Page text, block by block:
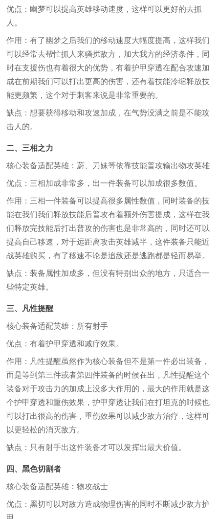
优点：幽梦可以提高英雄移动速度，这样可以更好的去抓
人。
作用：有了幽梦之后我们的移动速度大幅度提高，这样我们
可以经常去帮忙抓人来骚扰敌方，加大我方的经济条件，同
时在支援伤也有着很大的优势，有着护甲穿透在配合攻速加
成在前期我们可以打出更高的伤害，还有着技能冷缩释放技
能更频繁，这个对于刺客来说是非常重要的。
缺点：想要获得移动和攻速加成，在气势没满之前是不能攻
击人的。
二、三相之力
核心装备适配英雄：蔚、刀妹等依靠技能普攻输出物攻英雄
优点：三相加成非常多，出一件装备可以加成很多数值。
作用：三相一件装备可以提高很多属性数值，同时装备的技
能在我们我们释放技能后普攻有着额外伤害提成，这样在我
们释放完技能后打出普攻的伤害也是非常高的，同时还可以
提高自己移速，对于远距离攻击英雄减半，这件装备只能近
战英雄购买，有了移速不论是追敌还是逃跑都是轻而易举。
缺点：装备属性加成多，但没有特别出众的地方，只适合一
些特定英雄。
三、凡性提醒
核心装备适配英雄：所有射手
优点：有着护甲穿透和减疗效果。
作用：凡性提醒虽然作为核心装备但不是第一件必出装备，
而是等到第三件或者第四件装备的时候在出，凡性提醒这个
装备对于攻击力的加成上没多大作用的，最大的作用就是这
个护甲穿透和重伤效果，护甲穿透让我们在打坦克的时候也
可以打出很高的伤害，重伤效果可以减少敌方治疗，这样可
以更轻松的消灭敌方。
缺点：只有射手出这件装备才可以发挥出最大价值。
四、黑色切割者
核心装备适配英雄：物攻战士
优点：黑切可以对敌方造成物理伤害的同时不断减少敌方护